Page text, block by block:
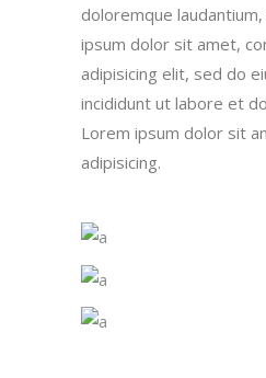
doloremque
ipsum dolor sit amet,
adipisicing elit, sed do
incididunt ut labore et
Lorem ipsum dolor sit
adipisicing.